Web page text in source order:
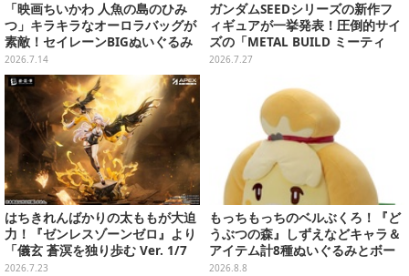
「映画ちいかわ 人魚の島のひみ
つ」キラキラなオーロラバッグが
素敵！セイレーンBIGぬいぐるみ
と共に7月下旬より順次プライズ
展開
2026.7.14
ガンダムSEEDシリーズの新作フ
ィギュアが一挙発表！圧倒的サイ
ズの「METAL BUILD ミーティ
ア」や、新ブランド「アブソリュ
2026.7.27
はちきれんばかりの太ももが大迫
力！『ゼンレスゾーンゼロ』より
「儀玄 蒼溟を独り歩む Ver. 1/7
完成品フィギュア」が予約受付中
2026.7.23
もっちもっちのベルぶくろ！『ど
うぶつの森』しずえなどキャラ＆
アイテム計8種ぬいぐるみとボー
ルチェーン付きマスコットが発売
2026.8.8